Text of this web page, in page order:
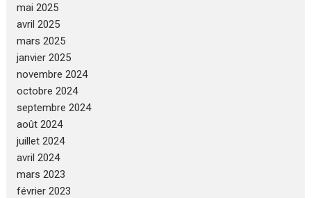
mai 2025
avril 2025
mars 2025
janvier 2025
novembre 2024
octobre 2024
septembre 2024
août 2024
juillet 2024
avril 2024
mars 2023
février 2023